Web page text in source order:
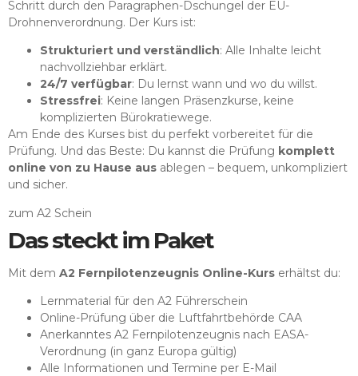
Schritt durch den Paragraphen-Dschungel der EU-
Drohnenverordnung. Der Kurs ist:
Strukturiert und verständlich: Alle Inhalte leicht
nachvollziehbar erklärt.
24/7 verfügbar: Du lernst wann und wo du willst.
Stressfrei: Keine langen Präsenzkurse, keine
komplizierten Bürokratiewege.
Am Ende des Kurses bist du perfekt vorbereitet für die
Prüfung. Und das Beste: Du kannst die Prüfung komplett
online von zu Hause aus ablegen – bequem, unkompliziert
und sicher.
zum A2 Schein
Das steckt im Paket
Mit dem A2 Fernpilotenzeugnis Online-Kurs erhältst du:
Lernmaterial für den A2 Führerschein
Online-Prüfung über die Luftfahrtbehörde CAA
Anerkanntes A2 Fernpilotenzeugnis nach EASA-
Verordnung (in ganz Europa gültig)
Alle Informationen und Termine per E-Mail